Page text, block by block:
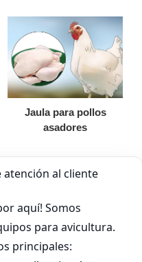
Jaula para pollos
asadores